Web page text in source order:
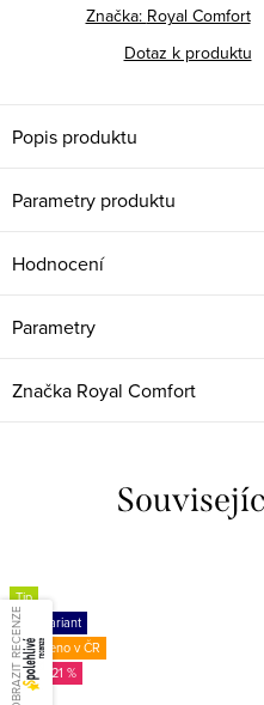
Značka: Royal Comfort
Dotaz k produktu
Popis produktu
Parametry produktu
Hodnocení
Parametry
Značka Royal Comfort
Tip
Více variant
Vyrobeno v ČR
-21 %
ZOBRAZIT RECENZE